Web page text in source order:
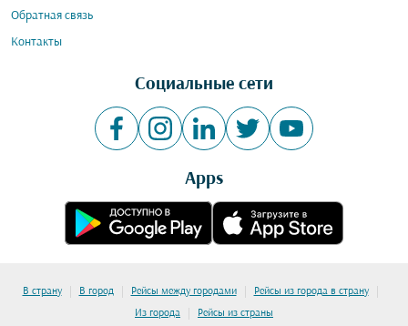
Обратная связь
Контакты
Социальные сети
Apps
В страну | В город | Рейсы между городами | Рейсы из города в страну |
Из города | Рейсы из страны